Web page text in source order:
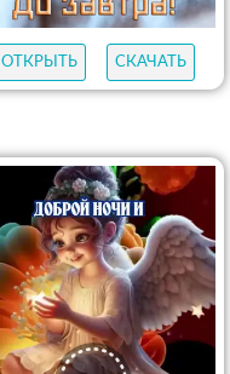
ОТКРЫТЬ СКАЧАТЬ